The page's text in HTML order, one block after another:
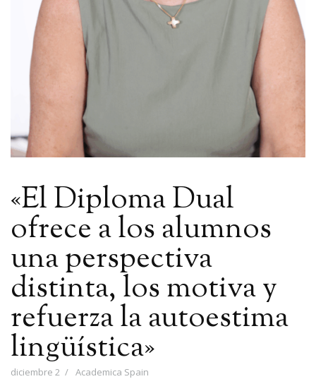
«El Diploma Dual
ofrece a los alumnos
una perspectiva
distinta, los motiva y
refuerza la autoestima
lingüística»
diciembre 2 Academica Spain